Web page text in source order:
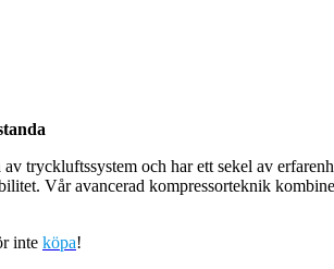
tryckluftssystem och har ett sekel av
Vår avancerad kompressorteknik
inte köpa!